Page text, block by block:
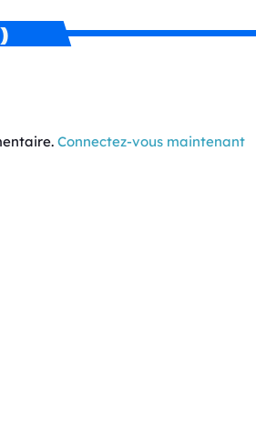
Connectez-vous maintenant